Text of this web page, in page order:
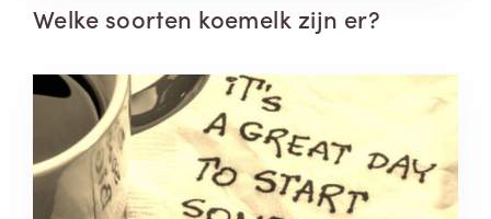
Welke soorten koemelk zijn er?